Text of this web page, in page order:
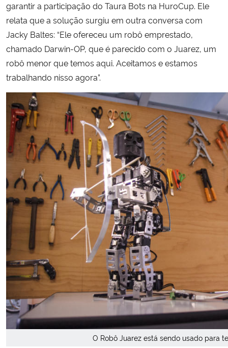
garantir a participação do Taura Bots na HuroCup. Ele
relata que a solução surgiu em outra conversa com
Jacky Baltes: “Ele ofereceu um robô emprestado,
chamado Darwin-OP, que é parecido com o Juarez, um
robô menor que temos aqui. Aceitamos e estamos
trabalhando nisso agora”.
O Robô Juarez está sendo usado para